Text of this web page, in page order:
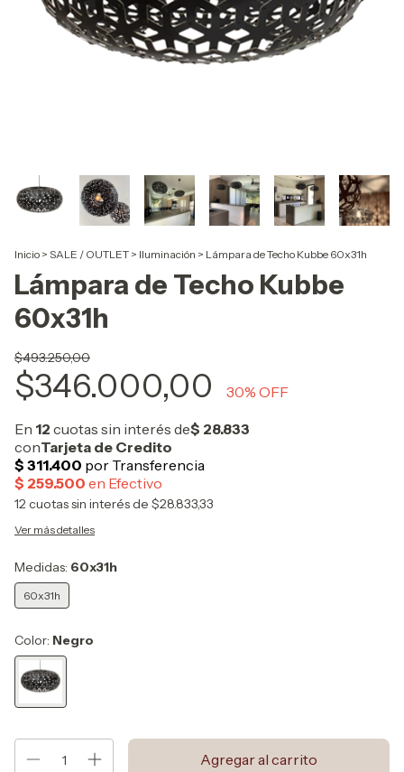
Inicio > SALE / OUTLET > Iluminación > Lámpara de Techo Kubbe 60x31h
Lámpara de Techo Kubbe
60x31h
$493.250,00
$346.000,00 30% OFF
12cuotas sin interés de $28.833,33
Ver más detalles
Medidas: 60x31h
60x31h
Color: Negro